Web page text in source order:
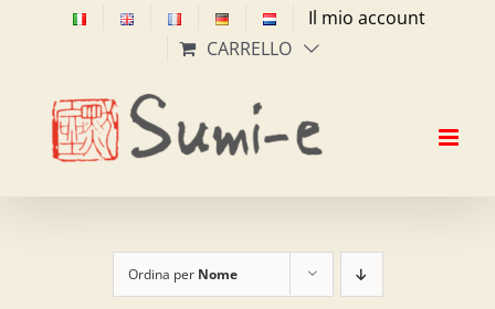
Il mio account
CARRELLO
Ordina per Nome